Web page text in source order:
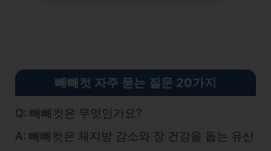
빼빼컷 자주 묻는 질문 20가지
Q: 빼빼컷은 무엇인가요?
A: 빼빼컷은 체지방 감소와 장 건강을 돕는 유산